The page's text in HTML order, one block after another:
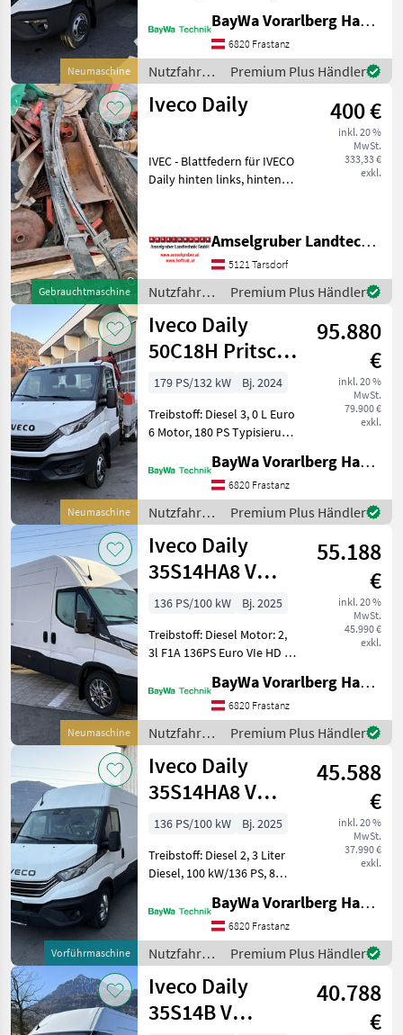
Neumaschine
6 Gang Schaltgetriebe
Radstand 3450 mm, 3-
Seitenkipper mit
Alubordwände (Scattolini)
BayWa Vorarlberg HandelsGmbH BayWa Technik
6820 Frastanz
Nutzfahrzeuge
/ Iveco
Premium Plus Händler
Gebrauchtmaschine
Iveco Daily 400 €
inkl. 20 %
MwSt.
333,33 €
exkl.
IVEC - Blattfedern für IVECO
Daily hinten links, hinten
Pritsche BJ 2014-2026
eDAILY 35S14E; 42S14E;
Amselgruber Landtechnik GmbH
5121 Tarsdorf
Nutzfahrzeuge
/ Iveco
Premium Plus Händler
Neumaschine
Iveco Daily
50C18H Pritsche
m. Kran
95.880
€
inkl. 20 %
MwSt.
79.900 €
exkl.
179 PS/132 kW
Bj. 2024
Treibstoff: Diesel 3, 0 L Euro
6 Motor, 180 PS Typisierung
N2 Höchstgewicht 4.200 kg,
Gesamtgewicht 3.500 kg
Höchstgeschwindigkeit 90
BayWa Vorarlberg HandelsGmbH BayWa Technik
6820 Frastanz
Nutzfahrzeuge
/ Iveco
Premium Plus Händler
Neumaschine
Iveco Daily
35S14HA8 V
Kastenwagen
55.188
€
inkl. 20 %
MwSt.
45.990 €
exkl.
136 PS/100 kW
Bj. 2025
Treibstoff: Diesel Motor: 2,
3l F1A 136PS Euro VIe HD 8
MATIC, Superhochdach H3
mm, HzlGg. 3500 kg
Bereifung 225/65
BayWa Vorarlberg HandelsGmbH BayWa Technik
6820 Frastanz
Nutzfahrzeuge
/ Iveco
Premium Plus Händler
Vorführmaschine
Iveco Daily
35S14HA8 V
Kastenwagen
45.588
€
inkl. 20 %
MwSt.
37.990 €
exkl.
136 PS/100 kW
Bj. 2025
Treibstoff: Diesel 2, 3 Liter
Diesel, 100 kW/136 PS, 8
MATIC Radstand 3520 mm,
Laderaumlänge 3540 mm
Dachhöhe Kastenwagen
1900 - Hochdach H
BayWa Vorarlberg HandelsGmbH BayWa Technik
6820 Frastanz
Nutzfahrzeuge
/ Iveco
Premium Plus Händler
Iveco Daily
35S14B V
40.788
€